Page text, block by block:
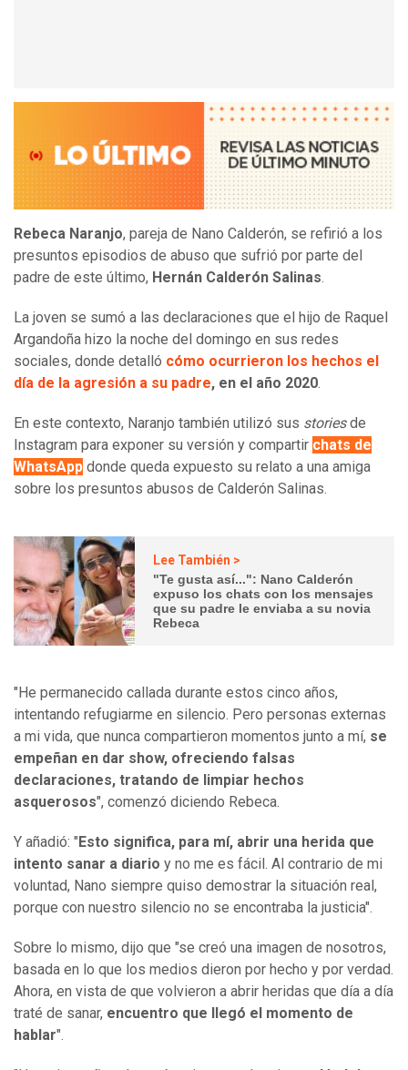
Rebeca Naranjo, pareja de Nano Calderón, se refirió a los
presuntos episodios de abuso que sufrió por parte del
padre de este último, Hernán Calderón Salinas.
La joven se sumó a las declaraciones que el hijo de Raquel
Argandoña hizo la noche del domingo en sus redes
sociales, donde detalló cómo ocurrieron los hechos el
día de la agresión a su padre, en el año 2020.
En este contexto, Naranjo también utilizó sus storiesde
Instagram para exponer su versión y compartir chats de
WhatsApp donde queda expuesto su relato a una amiga
sobre los presuntos abusos de Calderón Salinas.
Lee También >
"Te gusta así...": Nano Calderón
expuso los chats con los mensajes
que su padre le enviaba a su novia
Rebeca
"He permanecido callada durante estos cinco años,
intentando refugiarme en silencio. Pero personas externas
a mi vida, que nunca compartieron momentos junto a mí, se
empeñan en dar show, ofreciendo falsas
declaraciones, tratando de limpiar hechos
asquerosos", comenzó diciendo Rebeca.
Y añadió: "Esto significa, para mí, abrir una herida que
intento sanar a diario y no me es fácil. Al contrario de mi
voluntad, Nano siempre quiso demostrar la situación real,
porque con nuestro silencio no se encontraba la justicia".
Sobre lo mismo, dijo que "se creó una imagen de nosotros,
basada en lo que los medios dieron por hecho y por verdad.
Ahora, en vista de que volvieron a abrir heridas que día a día
traté de sanar, encuentro que llegó el momento de
hablar".